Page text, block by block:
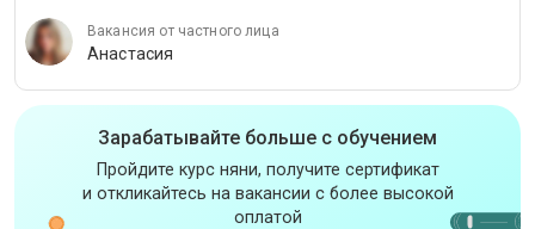
Вакансия от частного лица
Анастасия
Зарабатывайте больше с обучением
Пройдите курс няни, получите сертификат
и откликайтесь на вакансии с более высокой
оплатой